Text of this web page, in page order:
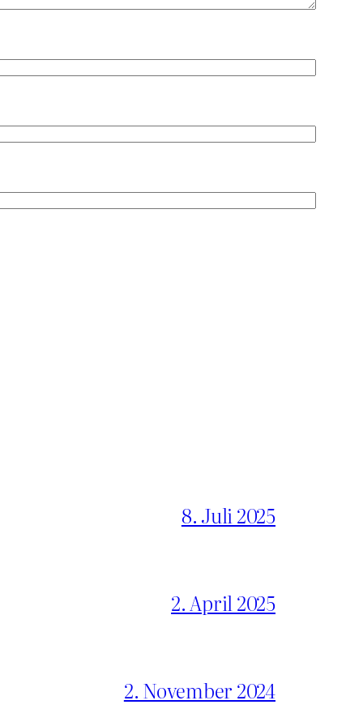
8. Juli 2025
2. April 2025
2. November 2024